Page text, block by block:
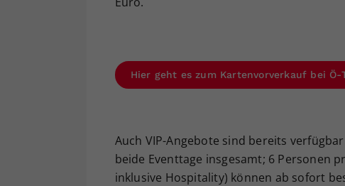
Hier geht es zum Kartenvorverkauf bei Ö-
Auch VIP-Angebote sind bereits
beide Eventtage insgesamt; 6 Personen
inklusive Hospitality) können ab sofort